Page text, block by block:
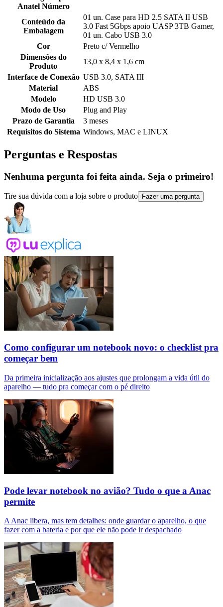
Anatel Número
Conteúdo da
Embalagem
01 un. Case para HD 2.5 SATA II USB
3.0 Fast 5Gbps apoio UASP 3TB Gamer,
01 un. Cabo USB 3.0
Cor
Preto c/ Vermelho
Dimensões do
Produto
13,0 x 8,4 x 1,6 cm
Interface de Conexão USB 3.0, SATA III
Material
ABS
Modelo
HD USB 3.0
Modo de Uso
Plug and Play
Prazo de Garantia
3 meses
Requisitos do Sistema Windows, MAC e LINUX
Perguntas e Respostas
Nenhuma pergunta foi feita ainda. Seja o primeiro!
Tire sua dúvida com a loja sobre o produto Fazer uma pergunta
Como configurar um notebook novo: o checklist pra
começar bem
Da primeira inicialização aos ajustes que prolongam a vida útil do
aparelho — tudo pra começar com o pé direito
Pode levar notebook no avião? Tudo o que a Anac
permite
A Anac libera, mas tem detalhes: onde guardar o aparelho, o que
fazer com a bateria e por que ele não pode ir despachado